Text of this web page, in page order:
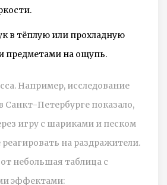
в тёплую или прохладную
предметами на ощупь.
Например, исследование
Санкт-Петербурге показало,
игру с шариками и песком
на раздражители.
небольшая таблица с
эффектами: